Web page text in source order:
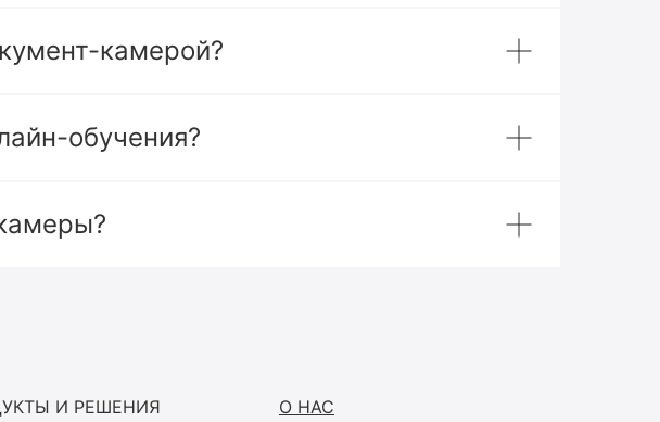
камерой?
обучения?
И РЕШЕНИЯ О НАС